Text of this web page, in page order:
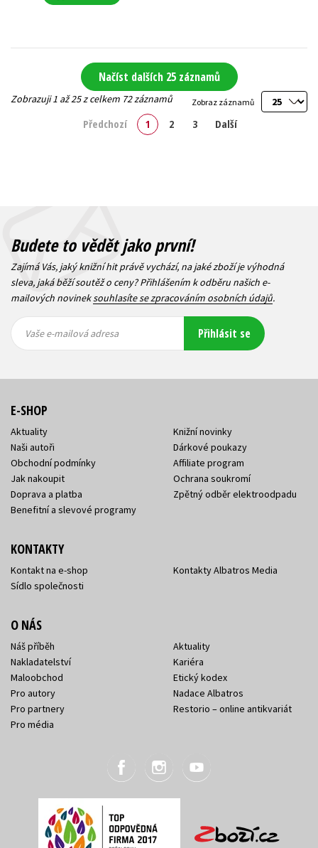
Načíst dalších 25 záznamů
Zobraz záznamů
Zobrazuji 1 až 25 z celkem 72 záznamů
Předchozí 1 2 3 Další
Budete to vědět jako první!
Zajímá Vás, jaký knižní hit právě vychází, na jaké zboží je výhodná
sleva, jaká běží soutěž o ceny? Přihlášením k odběru našich e-
mailových novineksouhlasíte se zpracováním osobních údajů.
mailová
mailová
Vaše e-mailová adresa Přihlásit se
E-SHOP
Aktuality
Naši autoři
Obchodní podmínky
Jak nakoupit
Doprava a platba
Benefitní a slevové programy
Knižní novinky
Dárkové poukazy
Affiliate program
Ochrana soukromí
Zpětný odběr elektroodpadu
KONTAKTY
Kontakt na e-shop
Sídlo společnosti
Kontakty Albatros Media
O NÁS
Náš příběh
Nakladatelství
Maloobchod
Pro autory
Pro partnery
Pro média
Aktuality
Kariéra
Etický kodex
Nadace Albatros
Restorio – online antikvariát